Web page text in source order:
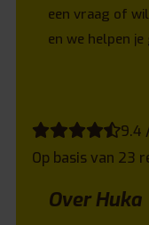
een vraag of
en we helpen je
9.4
Op basis van 23
Over Huka